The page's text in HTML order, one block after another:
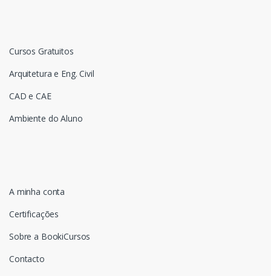
Cursos Gratuitos
Arquitetura e Eng. Civil
CAD e CAE
Ambiente do Aluno
A minha conta
Certificações
Sobre a BookiCursos
Contacto